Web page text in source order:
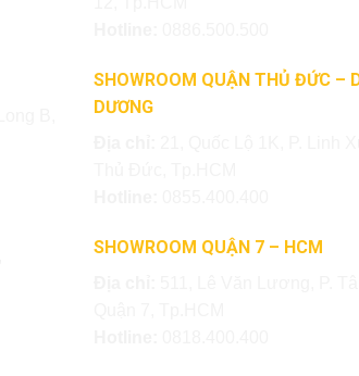
SHOWROOM QUẬN THỦ ĐỨC –
DƯƠNG
SHOWROOM QUẬN 7 – HCM